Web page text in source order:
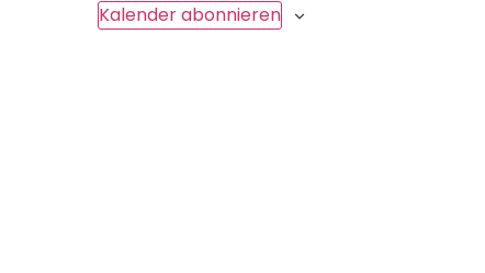
Kalender abonnieren